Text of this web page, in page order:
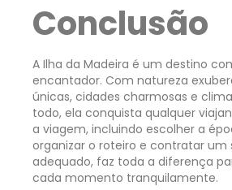
Conclusão
A Ilha da Madeira é um destino
encantador. Com natureza
únicas, cidades charmosas e
todo, ela conquista qualquer
a viagem, incluindo escolher a
organizar o roteiro e contratar um
adequado, faz toda a diferença
cada momento tranquilamente.